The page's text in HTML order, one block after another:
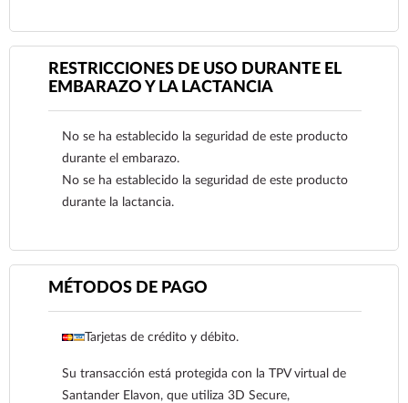
RESTRICCIONES DE USO DURANTE EL
EMBARAZO Y LA LACTANCIA
No se ha establecido la seguridad de este producto
durante el embarazo.
No se ha establecido la seguridad de este producto
durante la lactancia.
MÉTODOS DE PAGO
Tarjetas de crédito y débito.
Su transacción está protegida con la TPV virtual de
Santander Elavon, que utiliza 3D Secure,